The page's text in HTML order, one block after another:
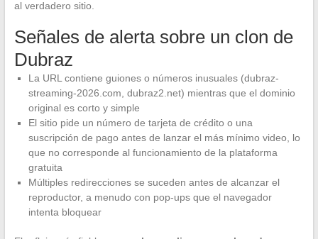
al verdadero sitio.
Señales de alerta sobre un clon de
Dubraz
La URL contiene guiones o números inusuales (dubraz-
streaming-2026.com, dubraz2.net) mientras que el dominio
original es corto y simple
El sitio pide un número de tarjeta de crédito o una
suscripción de pago antes de lanzar el más mínimo video, lo
que no corresponde al funcionamiento de la plataforma
gratuita
Múltiples redirecciones se suceden antes de alcanzar el
reproductor, a menudo con pop-ups que el navegador
intenta bloquear